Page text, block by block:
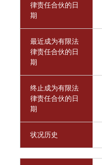
律责任合伙的日
期
最近成为有限法
律责任合伙的日
期
终止成为有限法
律责任合伙的日
期
状况历史